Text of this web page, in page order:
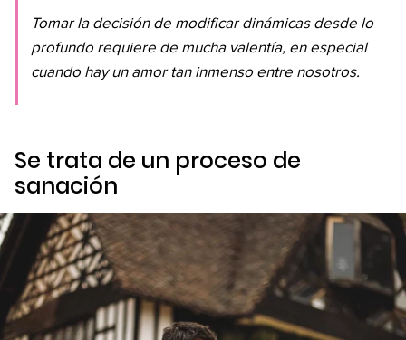
Tomar la decisión de modificar dinámicas desde lo
profundo requiere de mucha valentía, en especial
cuando hay un amor tan inmenso entre nosotros.
Se trata de un proceso de
sanación